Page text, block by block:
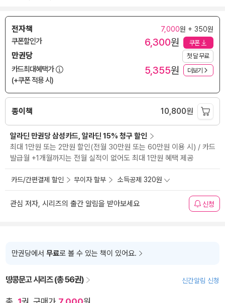
전자책 7,000원 + 350원
쿠폰할인가 6,300원 쿠폰
만권당 첫 달 무료
카드최대혜택가
(+쿠폰 적용 시)
5,355원 더보기
종이책 10,800원
알라딘 만권당 삼성카드, 알라딘 15% 청구 할인
최대 1만원 또는 2만원 할인(전월 30만원 또는 60만원 이용 시) / 카드
발급월 +1개월까지는 전월 실적이 없어도 최대 1만원 혜택 제공
카드/간편결제 할인 무이자 할부 소득공제 320원
관심 저자, 시리즈의 출간 알림을 받아보세요 신청
만권당에서 무료로 볼 수 있는 책이 있어요.
땅콩문고 시리즈 (총 56권) 신간알림 신청